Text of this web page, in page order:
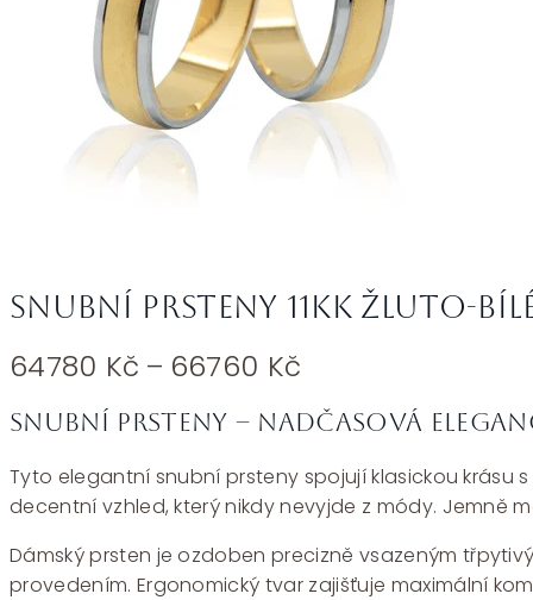
Snubní prsteny 11KK žluto-
64780 Kč – 66760 Kč
64780 Kč
66760 Kč
Snubní prsteny – nadčasová
Tyto elegantní snubní prsteny spojují klasickou krásu
decentní vzhled, který nikdy nevyjde z módy. Jemně
Dámský prsten je ozdoben precizně vsazeným
provedením. Ergonomický tvar zajišťuje maximální